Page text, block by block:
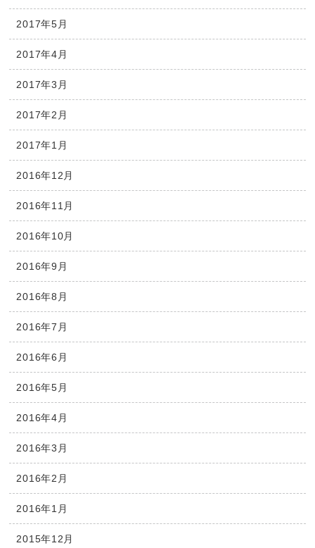
2017年5月
2017年4月
2017年3月
2017年2月
2017年1月
2016年12月
2016年11月
2016年10月
2016年9月
2016年8月
2016年7月
2016年6月
2016年5月
2016年4月
2016年3月
2016年2月
2016年1月
2015年12月